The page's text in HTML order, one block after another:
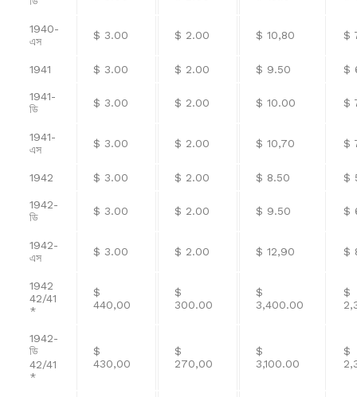
1940-
এস
$ 3.00 $ 2.00 $ 10,80 $
1941 $ 3.00 $ 2.00 $ 9.50 $
1941-
ডি
$ 3.00 $ 2.00 $ 10.00 $
1941-
এস
$ 3.00 $ 2.00 $ 10,70 $
1942 $ 3.00 $ 2.00 $ 8.50 $
1942-
ডি
$ 3.00 $ 2.00 $ 9.50 $
1942-
এস
$ 3.00 $ 2.00 $ 12,90 $
1942
42/41
*
$
440,00
$
300.00
$
3,400.00
$
1942-
ডি
42/41
*
$
430,00
$
270,00
$
3,100.00
$